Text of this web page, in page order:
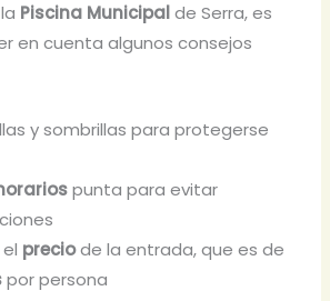
Piscina Municipalde Serra, es
en cuenta algunos consejos
y sombrillas para protegerse
punta para evitar
preciode la entrada, que es de
por persona